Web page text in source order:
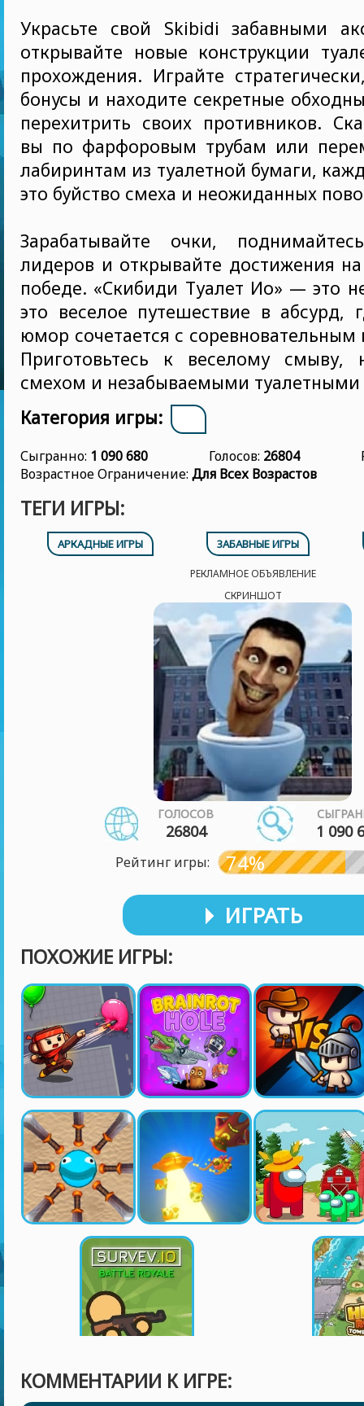
Украсьте свой Skibidi забавными
открывайте новые конструкции
прохождения. Играйте
бонусы и находите секретные
перехитрить своих противников.
вы по фарфоровым трубам или
лабиринтам из туалетной бумаги,
это буйство смеха и неожиданных
Зарабатывайте очки,
лидеров и открывайте достижения
победе. «Скибиди Туалет Ио» — это
это веселое путешествие в абсурд,
юмор сочетается с
Приготовьтесь к веселому смыву,
смехом и незабываемыми
Категория игры:
Сыгранно: 1 090 680 Голосов: 26804
Возрастное Ограничение: Для Всех Возрастов
ТЕГИ ИГРЫ:
АРКАДНЫЕ ИГРЫ ЗАБАВНЫЕ ИГРЫ
РЕКЛАМНОЕ ОБЪЯВЛЕНИЕ
СКРИНШОТ
ГОЛОСОВ
26804 1 090
Рейтинг игры: 74%
ИГРАТЬ
ПОХОЖИЕ ИГРЫ:
КОММЕНТАРИИ К ИГРЕ: